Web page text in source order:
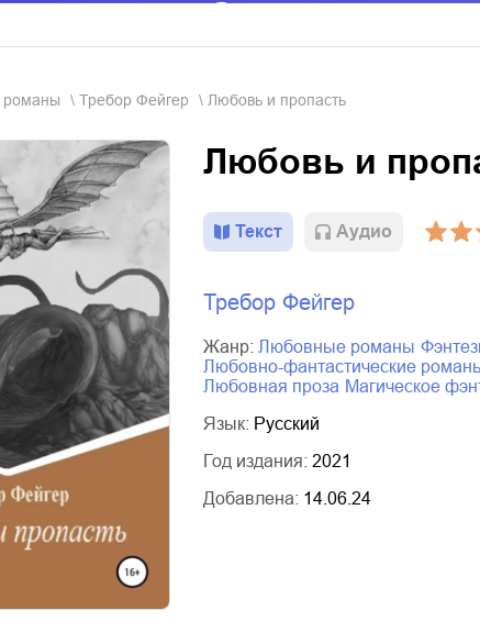
романы Требор Фейгер Любовь и пропасть
Любовь и
Текст Aудио
Требор Фейгер
Жанр: любовные романы
любовно-фантастические
любовная проза
магическое
Язык: Русский
Год издания: 2021
Добавлена: 14.06.24